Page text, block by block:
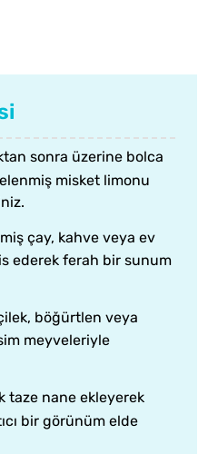
sonra üzerine bolca
misket limonu
çay, kahve veya ev
ederek ferah bir sunum
böğürtlen veya
meyveleriyle
taze nane ekleyerek
bir görünüm elde